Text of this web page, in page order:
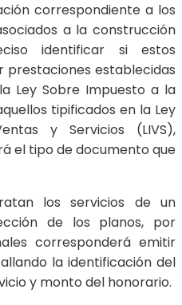
correspondiente a los
a la construcción
identificar si estos
establecidas
Ley Sobre Impuesto a la
tipificados en la Ley
y Servicios (LIVS),
el tipo de documento que
los servicios de un
de los planos, por
corresponderá emitir
la identificación del
y monto del honorario.